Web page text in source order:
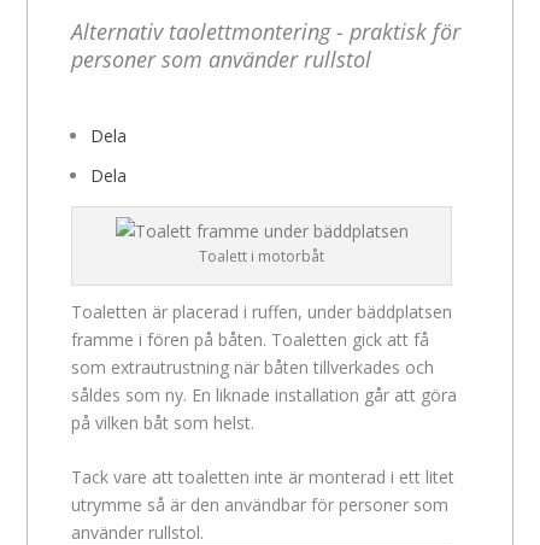
Alternativ taolettmontering - praktisk för
personer som använder rullstol
Dela
Dela
Toalett i motorbåt
Toaletten är placerad i ruffen, under bäddplatsen
framme i fören på båten. Toaletten gick att få
som extrautrustning när båten tillverkades och
såldes som ny. En liknade installation går att göra
på vilken båt som helst.
Tack vare att toaletten inte är monterad i ett litet
utrymme så är den användbar för personer som
använder rullstol.